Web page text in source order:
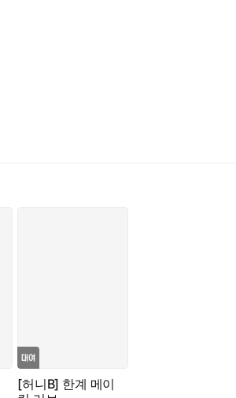
[허니B] 한계 메이